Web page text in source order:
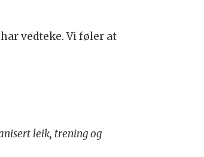
vedteke. Vi føler at
leik, trening og